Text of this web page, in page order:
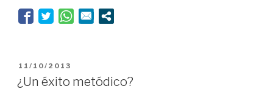
PUBLICADO
EL
11/10/2013
¿Un éxito metódico?